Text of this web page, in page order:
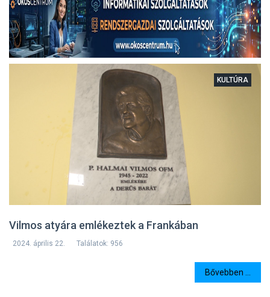
Vilmos atyára emlékeztek a Frankában
KULTÚRA
2024. április 22. Találatok: 956
Bővebben ...